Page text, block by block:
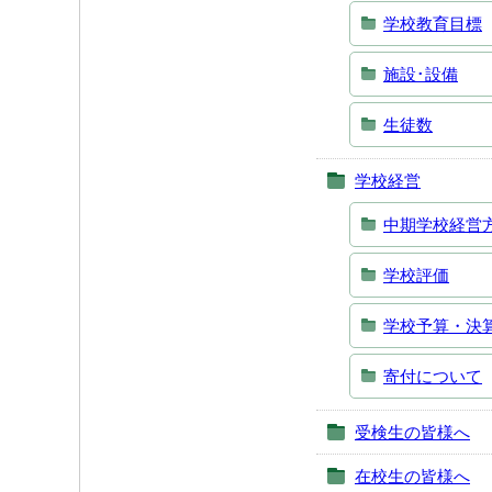
学校教育目標
施設･設備
生徒数
学校経営
中期学校経営
学校評価
学校予算・決
寄付について
受検生の皆様へ
在校生の皆様へ